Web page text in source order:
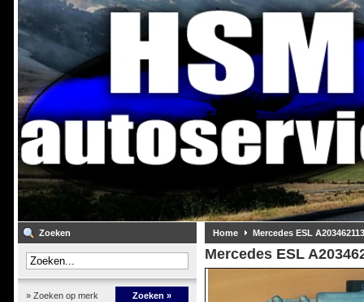
Zoeken
» Zoeken op merk Zoeken »
Home Mercedes ESL
Mercedes ESL